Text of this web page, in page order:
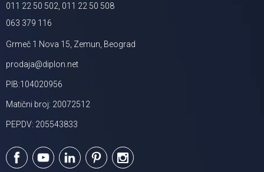
011 22 50 502, 011 22 50 508
063 379 116
Grmeč 1 Nova 15, Zemun, Beograd
prodaja@diplon.net
PIB:104020956
Matični broj: 20072512
PEPDV: 205543833